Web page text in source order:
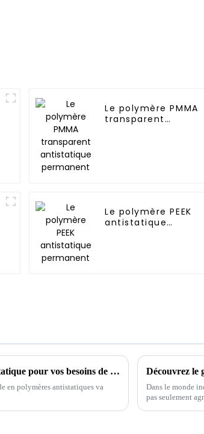
Le polymère PMMA
transparent
Le polymère PEEK
antistatique
Comment choisir le meilleur polymère antistatique pour vos besoins de fabrication en 2024
en polymères antistatiques va
Dans le monde
pas seulement